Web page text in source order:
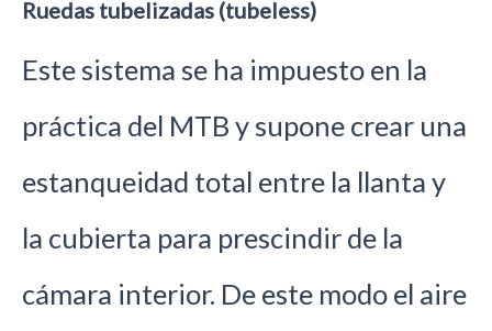
Ruedas tubelizadas (tubeless)
Este sistema se ha impuesto en la
práctica del MTB y supone crear una
estanqueidad total entre la llanta y
la cubierta para prescindir de la
cámara interior. De este modo el aire